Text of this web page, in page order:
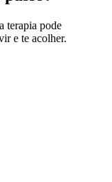
terapia pode
e te acolher.